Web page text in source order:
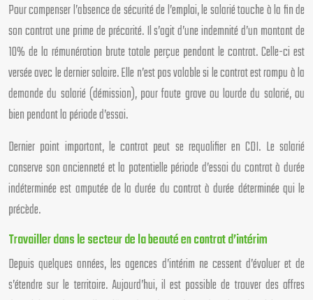
Pour compenser l’absence de sécurité de l’emploi, le salarié touche à la fin de
son contrat une prime de précarité. Il s’agit d’une indemnité d’un montant de
10% de la rémunération brute totale perçue pendant le contrat. Celle-ci est
versée avec le dernier salaire. Elle n’est pas valable si le contrat est rompu à la
demande du salarié (démission), pour faute grave ou lourde du salarié, ou
bien pendant la période d’essai.
Dernier point important, le contrat peut se requalifier en CDI. Le salarié
conserve son ancienneté et la potentielle période d’essai du contrat à durée
indéterminée est amputée de la durée du contrat à durée déterminée qui le
précède.
Travailler dans le secteur de la beauté en contrat d’intérim
Depuis quelques années, les agences d’intérim ne cessent d’évoluer et de
s’étendre sur le territoire. Aujourd’hui, il est possible de trouver des offres